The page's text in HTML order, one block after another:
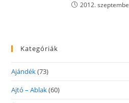
2012.
Kategóriák
Ajándék(73)
Ajtó – Ablak(60)